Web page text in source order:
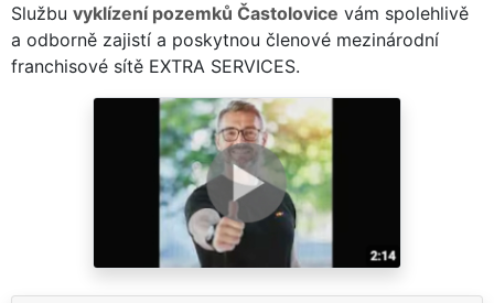
Službu vyklízení pozemků Častolovice vám spolehlivě
a odborně zajistí a poskytnou členové mezinárodní
franchisové sítě EXTRA SERVICES.